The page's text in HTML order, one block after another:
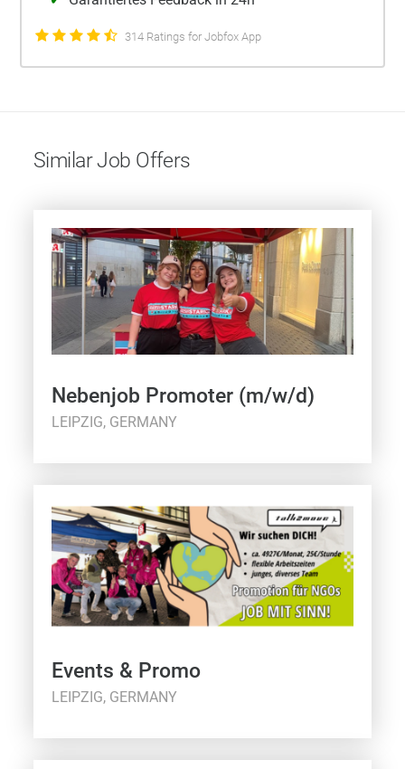
314 Ratings for Jobfox App
Similar Job Offers
Nebenjob Promoter (m/w/d)
LEIPZIG, GERMANY
Events & Promo
LEIPZIG, GERMANY